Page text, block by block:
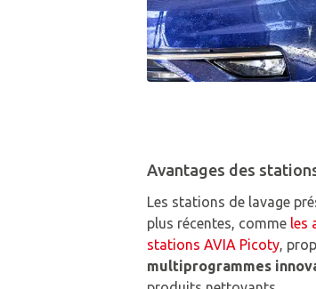
Avantages des
Les stations de lavage
plus récentes, comme les
stations AVIA Picoty,
multiprogrammes